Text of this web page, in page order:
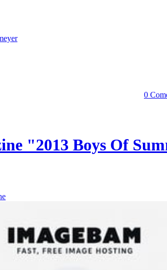
0
"2013 Boys Of